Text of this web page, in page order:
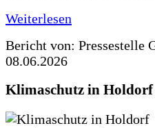
Weiterlesen
Bericht von: Pressestelle
08.06.2026
Klimaschutz in Holdorf